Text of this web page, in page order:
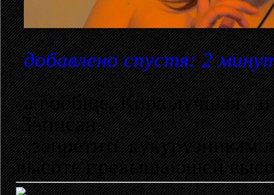
добавлено спустя: 2
а вообще, Кира лучшая -
Записан
...запретить кукурузникам
высоте превышающей